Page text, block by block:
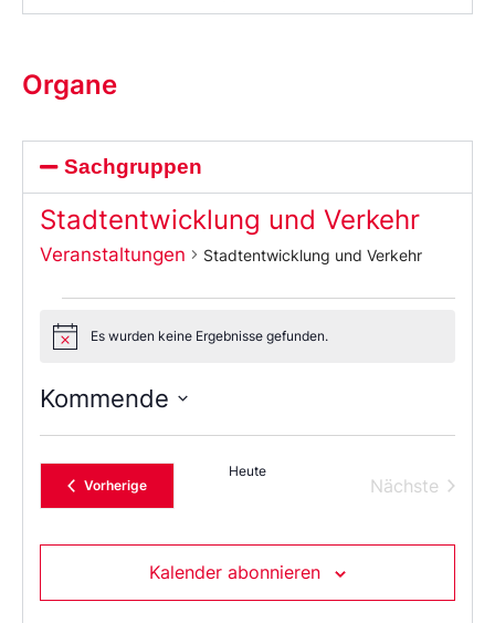
Organe
Sachgruppen
Stadtentwicklung und Verkehr
Veranstaltungen Stadtentwicklung und Verkehr
NoticeEs wurden keine Ergebnisse gefunden.
Kommende
Sie
das
Datum
aus.
VorherigeVeranstaltungen
Heute
Nächste
Kalender abonnieren